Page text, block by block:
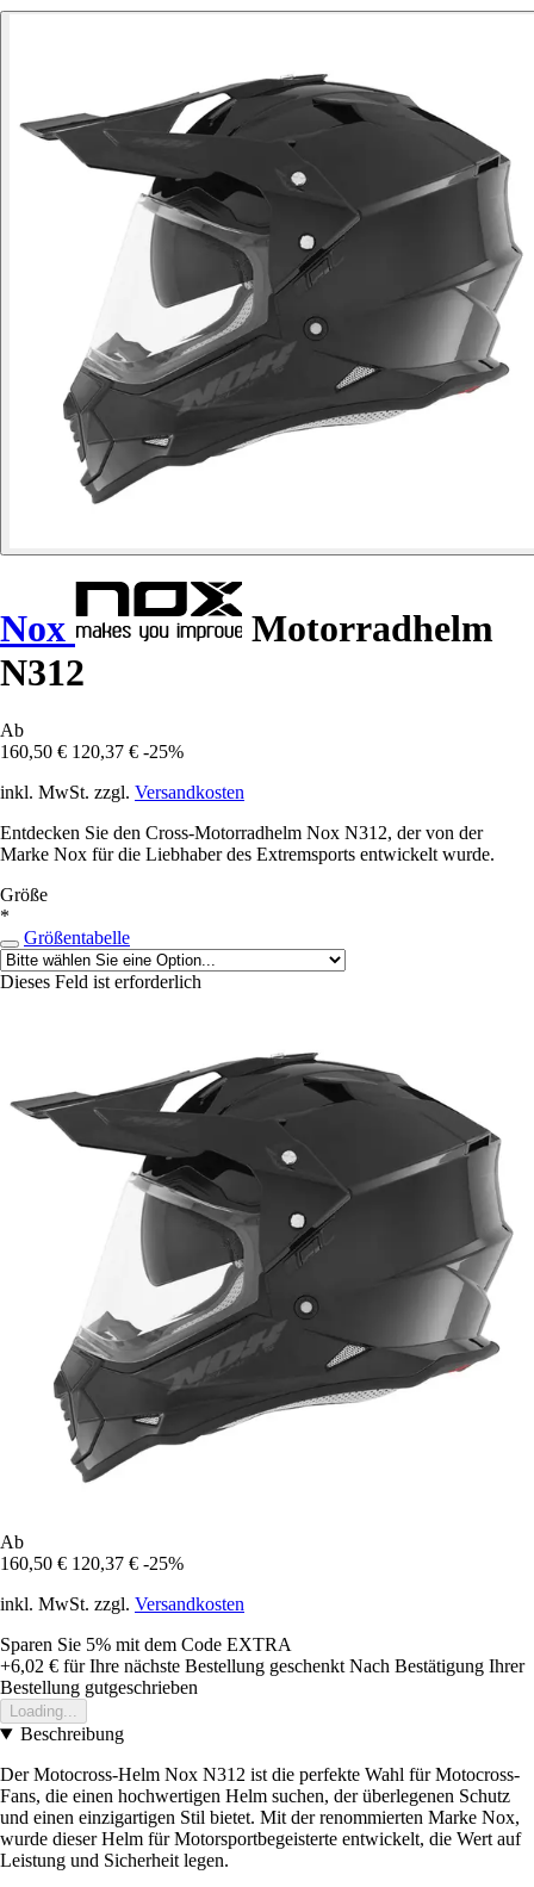
Nox
Motorradhelm
N312
Ab
160,50 € 120,37 € -25%
inkl. MwSt. zzgl. Versandkosten
Entdecken Sie den Cross-Motorradhelm Nox N312, der von der
Marke Nox für die Liebhaber des Extremsports entwickelt wurde.
Größe
*
Größentabelle
Dieses Feld ist erforderlich
Ab
160,50 € 120,37 € -25%
inkl. MwSt. zzgl. Versandkosten
Sparen Sie 5% mit dem Code EXTRA
+6,02 € für Ihre nächste Bestellung geschenkt Nach Bestätigung Ihrer
Bestellung gutgeschrieben
Loading...
Beschreibung
Der Motocross-Helm Nox N312 ist die perfekte Wahl für Motocross-
Fans, die einen hochwertigen Helm suchen, der überlegenen Schutz
und einen einzigartigen Stil bietet. Mit der renommierten Marke Nox,
wurde dieser Helm für Motorsportbegeisterte entwickelt, die Wert auf
Leistung und Sicherheit legen.